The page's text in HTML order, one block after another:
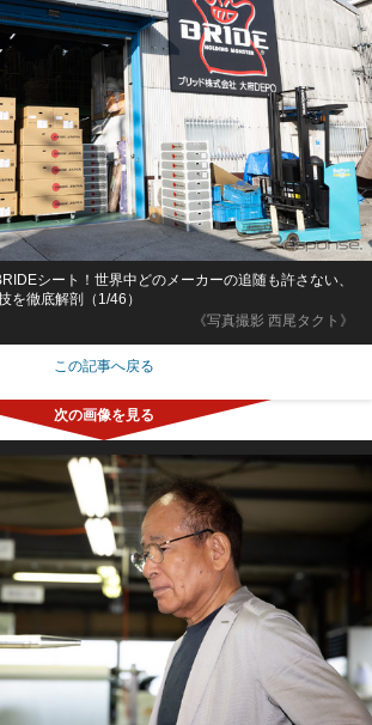
《写真撮影 西尾タクト》
シート！世界中どのメーカーの追随も許さない、
を徹底解剖（1/46）
この記事へ戻る